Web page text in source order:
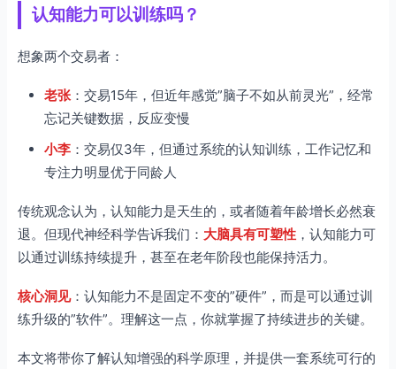
4.3 认知灵活性训练
5.1 终身学习与认知储备积累
5.2 认知老化预防
5.3 认知增强的边界与误区
第六部分：常见问题解答（FAQ）
总结与行动建议
认知能力可以训练吗？
想象两个交易者：
老张：交易15年，但近年感觉”脑子不如从前灵光”，经常
忘记关键数据，反应变慢
小李 ：交易仅3年，但通过系统的认知训练，工作记忆和
专注力明显优于同龄人
传统观念认为，认知能力是天生的，或者随着年龄增长必然衰
退。但现代神经科学告诉我们： 大脑具有可塑性 ，认知能力可
以通过训练持续提升，甚至在老年阶段也能保持活力。
核心洞见：认知能力不是固定不变的”硬件”，而是可以通过训
练升级的”软件”。理解这一点，你就掌握了持续进步的关键。
本文将带你了解认知增强的科学原理，并提供一套系统可行的